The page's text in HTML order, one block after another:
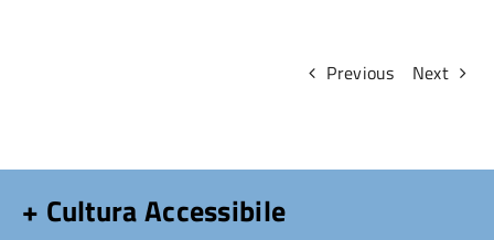
Previous Next
+ Cultura Accessibile